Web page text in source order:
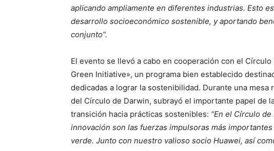
aplicando ampliamente en diferentes industrias. Esto
desarrollo socioeconómico sostenible, y aportando
conjunto”.
El evento se llevó a cabo en cooperación con el
Green Initiative», un programa bien establecido
dedicadas a lograr la sostenibilidad. Durante una mesa
del Círculo de Darwin, subrayó el importante papel de
transición hacia prácticas sostenibles: “En el Círculo
innovación son las fuerzas impulsoras más
verde. Junto con nuestro valioso socio Huawei, así